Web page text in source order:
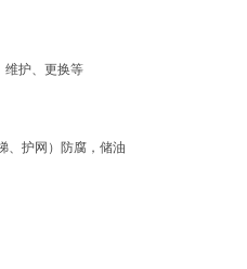
修、维护、更换等
、护网）防腐，储油